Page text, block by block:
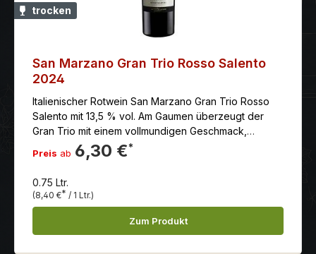
trocken
San Marzano Gran Trio Rosso Salento
2024
Italienischer Rotwein San Marzano Gran Trio Rosso
Salento mit 13,5 % vol. Am Gaumen überzeugt der
Gran Trio mit einem vollmundigen Geschmack,
weichen Tanninen und einem langen und
angenehmen Nachhall.
Preis ab 6,30 €*
0.75 Ltr.
(8,40 €* / 1 Ltr.)
Zum Produkt